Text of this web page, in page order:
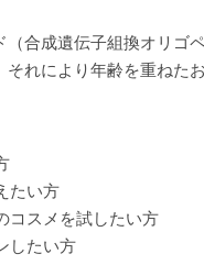
合成遺伝子組換オリゴ
れにより年齢を重ねた
たい方
コスメを試したい方
したい方